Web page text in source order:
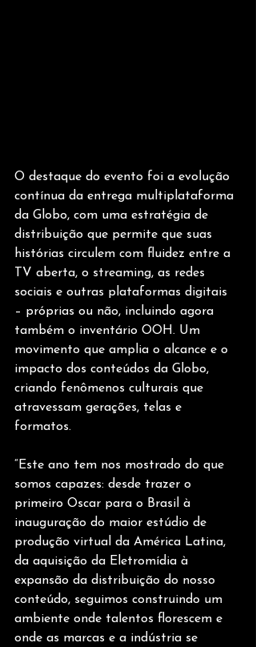
O destaque do evento foi a evolução
contínua da entrega multiplataforma
da Globo, com uma estratégia de
distribuição que permite que suas
histórias circulem com fluidez entre a
TV aberta, o streaming, as redes
sociais e outras plataformas digitais
– próprias ou não, incluindo agora
também o inventário OOH. Um
movimento que amplia o alcance e o
impacto dos conteúdos da Globo,
criando fenômenos culturais que
atravessam gerações, telas e
formatos.
“Este ano tem nos mostrado do que
somos capazes: desde trazer o
primeiro Oscar para o Brasil à
inauguração do maior estúdio de
produção virtual da América Latina,
da aquisição da Eletromídia à
expansão da distribuição do nosso
conteúdo, seguimos construindo um
ambiente onde talentos florescem e
onde as marcas e a indústria se